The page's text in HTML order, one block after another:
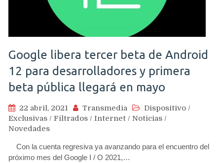
Google libera tercer beta de Android
12 para desarrolladores y primera
beta pública llegará en mayo
22 abril, 2021 Transmedia Dispositivo /
Exclusivas / Filtrados / Internet / Noticias /
Novedades
Con la cuenta regresiva ya avanzando para el encuentro del
próximo mes del Google I / O 2021,…